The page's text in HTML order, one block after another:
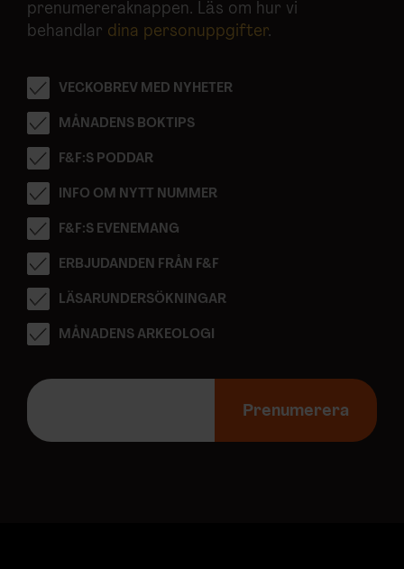
prenumereraknappen. Läs om hur vi
behandlar dina personuppgifter.
VECKOBREV MED NYHETER
MÅNADENS BOKTIPS
F&F:S PODDAR
INFO OM NYTT NUMMER
F&F:S EVENEMANG
ERBJUDANDEN FRÅN F&F
LÄSARUNDERSÖKNINGAR
MÅNADENS ARKEOLOGI
E
p
Prenumerera